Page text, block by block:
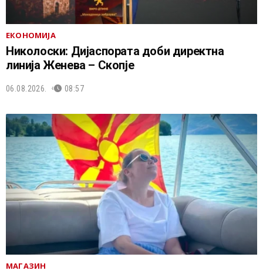
ЕКОНОМИЈА
Николоски: Дијаспората доби директна
линија Женева – Скопје
06.08.2026. 08:57
МАГАЗИН